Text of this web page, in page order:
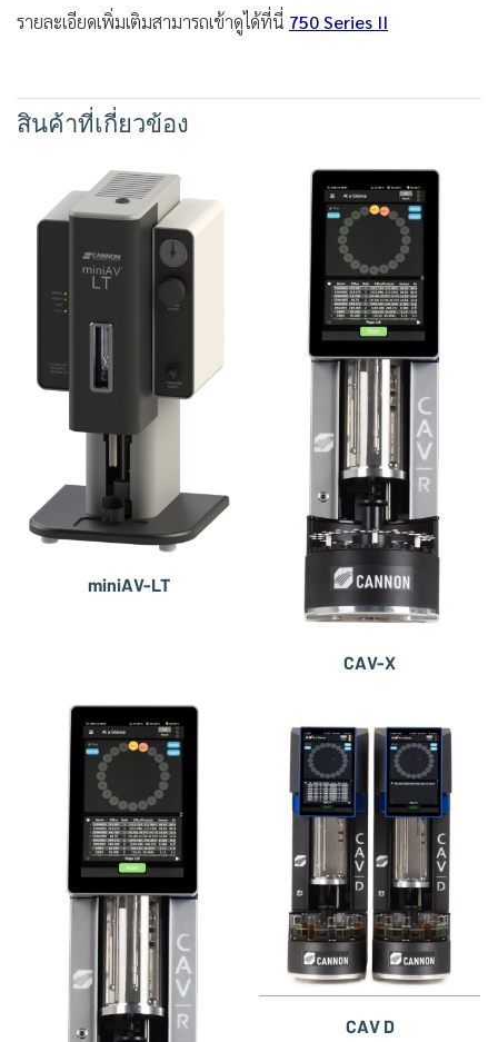
รายละเอียดเพิ่มเติมสามารถเข้าดูได้ที่นี่ 750 Series II
สินค้าที่เกี่ยวข้อง
miniAV-LT
CAV-X
CAV D